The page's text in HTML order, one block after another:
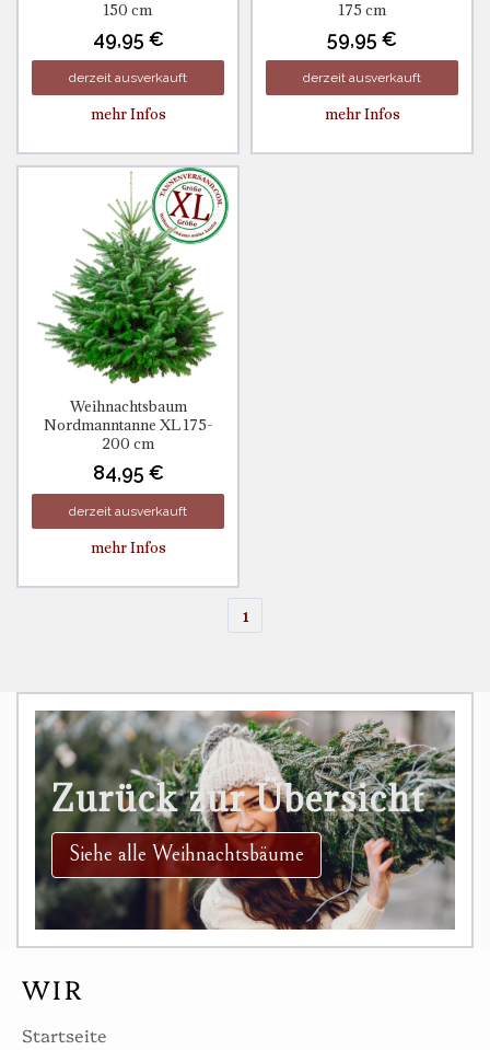
150 cm
49,95 €
derzeit ausverkauft
mehr Infos
175 cm
59,95 €
derzeit ausverkauft
mehr Infos
Weihnachtsbaum
Nordmanntanne XL 175-
200 cm
84,95 €
derzeit ausverkauft
mehr Infos
1
Zurück zur Übersicht
Siehe alle Weihnachtsbäume
WIR
Startseite